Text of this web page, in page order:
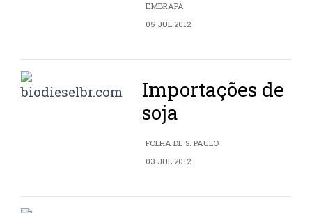
EMBRAPA
05 JUL 2012
Importações de
soja
FOLHA DE S. PAULO
03 JUL 2012